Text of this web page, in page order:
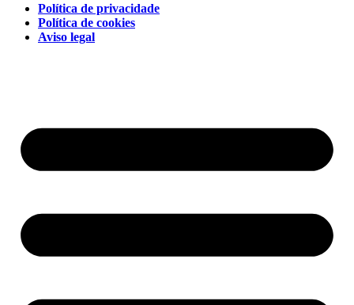
Política de privacidade
Política de cookies
Aviso legal